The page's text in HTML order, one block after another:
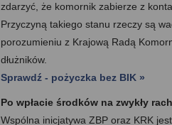
zdarzyć, że komornik zabierze z
Przyczyną takiego stanu rzeczy są
porozumieniu z Krajową Radą
dłużników.
Sprawdź - pożyczka bez BIK »
Po wpłacie środków na zwykły
Wspólna inicjatywa ZBP oraz KRK